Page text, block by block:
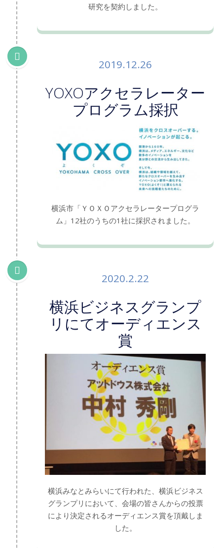
研究を契約しました。
2019.12.26
YOXOアクセラレーター
プログラム採択
横浜市「ＹＯＸＯアクセラレータープログラ
ム」12社のうちの1社に採択されました。
2020.2.22
横浜ビジネスグランプ
リにてオーディエンス
賞
横浜みなとみらいにて行われた、横浜ビジネス
グランプリにおいて、会場の皆さんからの投票
により決定されるオーディエンス賞を頂戴しま
した。